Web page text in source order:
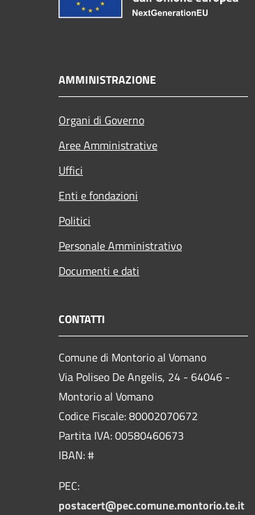
AMMINISTRAZIONE
Organi di Governo
Aree Amministrative
Uffici
Enti e fondazioni
Politici
Personale Amministrativo
Documenti e dati
CONTATTI
Comune di Montorio al Vomano
Via Poliseo De Angelis, 24 - 64046 -
Montorio al Vomano
Codice Fiscale: 80002070672
Partita IVA: 00580460673
IBAN: #
PEC:
postacert@pec.comune.montorio.te.it